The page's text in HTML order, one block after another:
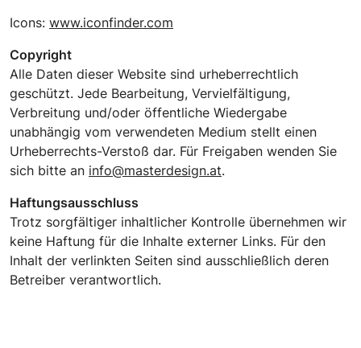
Icons: www.iconfinder.com
Copyright
Alle Daten dieser Website sind urheberrechtlich
geschützt. Jede Bearbeitung, Vervielfältigung,
Verbreitung und/oder öffentliche Wiedergabe
unabhängig vom verwendeten Medium stellt einen
Urheberrechts-Verstoß dar. Für Freigaben wenden Sie
sich bitte an info@masterdesign.at.
Haftungsausschluss
Trotz sorgfältiger inhaltlicher Kontrolle übernehmen wir
keine Haftung für die Inhalte externer Links. Für den
Inhalt der verlinkten Seiten sind ausschließlich deren
Betreiber verantwortlich.